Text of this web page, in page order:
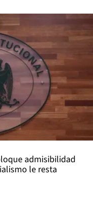
admisibilidad
le resta